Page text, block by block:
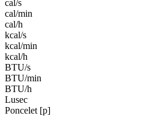
cal/s
cal/min
cal/h
kcal/s
kcal/min
kcal/h
BTU/s
BTU/min
BTU/h
Lusec
Poncelet [p]